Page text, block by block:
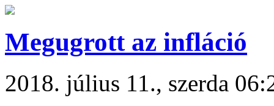
Megugrott az infláció
2018. július 11., szerda